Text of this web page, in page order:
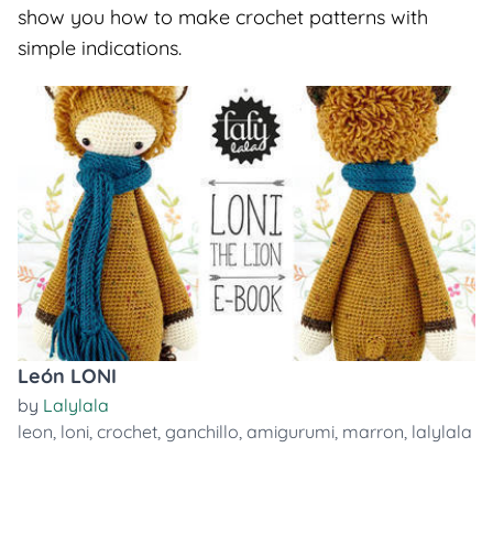
show you how to make crochet patterns with
simple indications.
León LONI
by Lalylala
leon, loni, crochet, ganchillo, amigurumi, marron, lalylala